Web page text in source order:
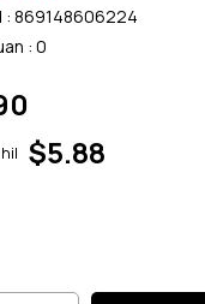
: 869148606224
: 0
$5.88